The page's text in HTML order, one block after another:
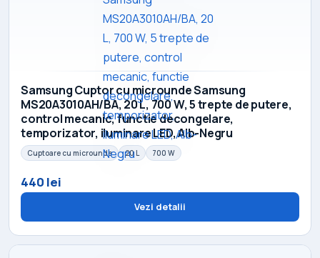
Samsung Cuptor cu microunde Samsung
MS20A3010AH/BA, 20 L, 700 W, 5 trepte de putere,
control mecanic, functie decongelare,
temporizator, iluminare LED, Alb-Negru
Cuptoare cu microunde 20 L 700 W
440 lei
Vezi detalii